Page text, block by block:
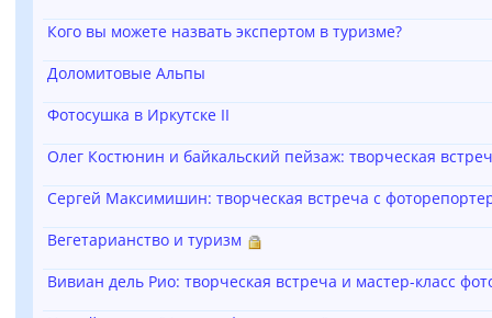
Кого вы можете назвать экспертом в туризме?
Доломитовые Альпы
Фотосушка в Иркутске II
Олег Костюнин и байкальский пейзаж: творческая
Сергей Максимишин: творческая встреча с
Вегетарианство и туризм
Вивиан дель Рио: творческая встреча и мастер-класс